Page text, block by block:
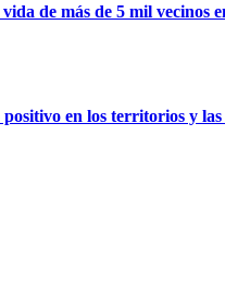
de más de 5 mil vecinos
en los territorios y las